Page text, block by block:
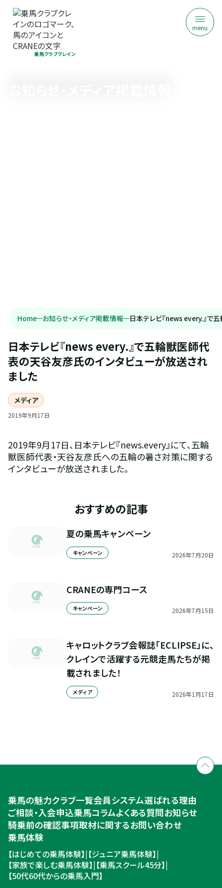
乗馬クラブクレイン
menu
Home お知らせ・メディア掲載情報 日本テレビ『news every.』で
日本テレビ『news every.』で五輪獣医師代
表の天谷友彦氏のインタビューが放送され
ました
メディア
2019年9月17日
2019年9月17日、日本テレビ『news.every』にて、五輪
獣医師代表・天谷友彦氏への五輪の暑さ対策に関する
インタビューが放送されました。
おすすめの記事
夏の乗馬キャンペーン
キャンペーン 2026年7月20日
CRANEの専門コース
キャンペーン 2026年7月15日
キャロットクラブ会報誌「ECLIPSE」に、
クレインで活躍する元競走馬たちが掲
載されました！
メディア 2026年1 月17日
入会のご相談・申込
ご相談・入会申込
乗馬の魅力クラブ一覧会員システム選ばれる理由
ご相談・入会申込乗馬コラムよくある質問お知らせ
騎乗前の確認事項取材に関するお問い合わせ
乗馬体験
【はじめての乗馬体験】| 【ジュニア乗馬体験】|
【家族で楽しむ乗馬体験】| 【乗馬スクール45分】|
【50代60代からの乗馬入門】